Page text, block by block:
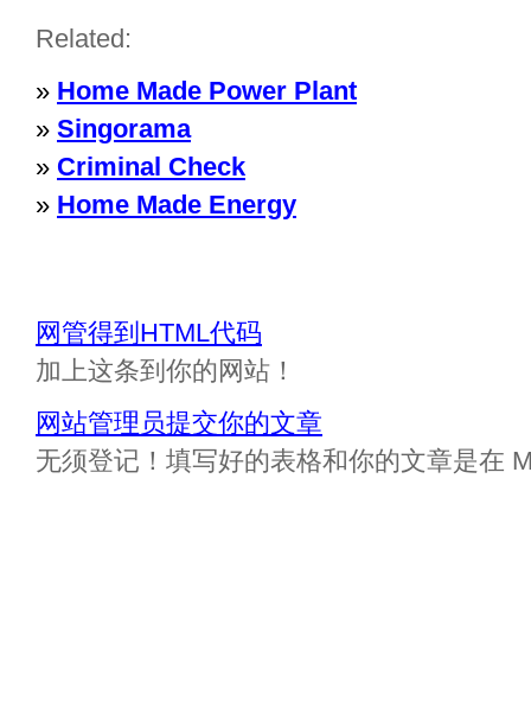
Related:
» Home Made Power Plant
» Singorama
» Criminal Check
» Home Made Energy
网管得到HTML代码
加上这条到你的网站！
网站管理员提交你的文章
无须登记！填写好的表格和你的文章是在